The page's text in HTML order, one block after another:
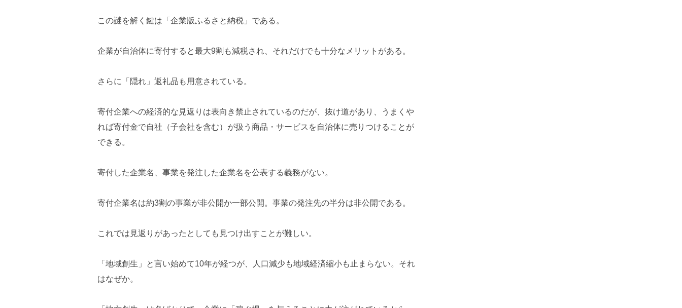
この謎を解く鍵は「企業版ふるさと納税」である。
企業が自治体に寄付すると最大9割も減税され、それだけでも十分なメリットがある。
さらに「隠れ」返礼品も用意されている。
寄付企業への経済的な見返りは表向き禁止されているのだが、抜け道があり、うまくや
れば寄付金で自社（子会社を含む）が扱う商品・サービスを自治体に売りつけることが
できる。
寄付した企業名、事業を発注した企業名を公表する義務がない。
寄付企業名は約3割の事業が非公開か一部公開。事業の発注先の半分は非公開である。
これでは見返りがあったとしても見つけ出すことが難しい。
「地域創生」と言い始めて10年が経つが、人口減少も地域経済縮小も止まらない。それ
はなぜか。